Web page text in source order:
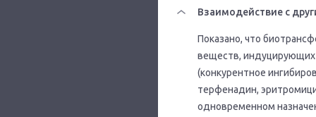
Взаимодействие с
Показано, что
веществ,
(конкурентное
терфенадин,
одновременном